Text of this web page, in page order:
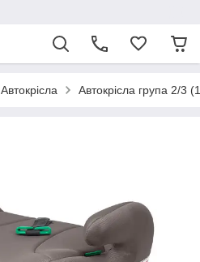
Автокрісла Автокрісла група 2/3